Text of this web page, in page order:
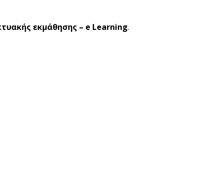
εκμάθησης – e Learning.